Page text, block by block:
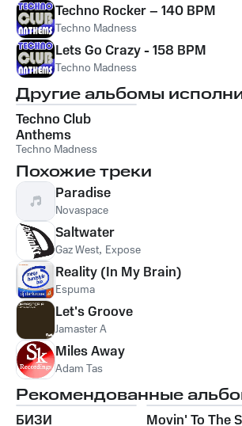
Techno Rocker – 140 BPM
Techno Madness
Lets Go Crazy - 158 BPM
Techno Madness
Другие альбомы
Techno Club
Anthems
Techno Madness
Похожие треки
Paradise
Novaspace
Saltwater
Gaz West, Expose
Reality (In My Brain)
Espuma
Let's Groove
Jamaster A
Miles Away
Adam Tas
Рекомендованные
БИЗИ Movin' To The